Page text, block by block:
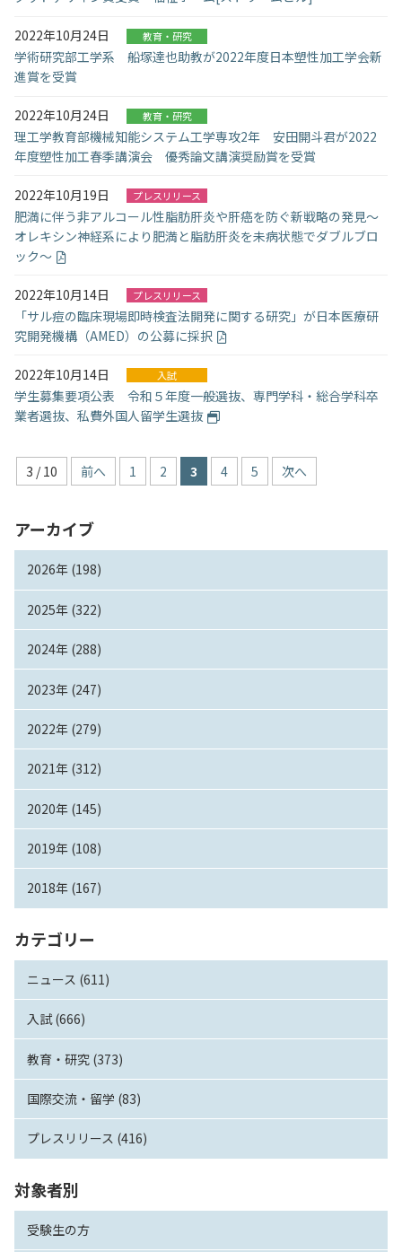
アーカイブ
2026年 (198)
2025年 (322)
2024年 (288)
2023年 (247)
2022年 (279)
2021年 (312)
2020年 (145)
2019年 (108)
2018年 (167)
カテゴリー
ニュース (611)
入試 (666)
教育・研究 (373)
国際交流・留学 (83)
プレスリリース (416)
対象者別
受験生の方
2022年10月24日 教育・研究
学術研究部工学系 船塚達也助教が2022年度日本塑性加工学会新
進賞を受賞
2022年10月24日 教育・研究
理工学教育部機械知能システム工学専攻2年 安田開斗君が2022
年度塑性加工春季講演会 優秀論文講演奨励賞を受賞
2022年10月19日 プレスリリース
肥満に伴う非アルコール性脂肪肝炎や肝癌を防ぐ新戦略の発見～
オレキシン神経系により肥満と脂肪肝炎を未病状態でダブルブロ
ック～
2022年10月14日 プレスリリース
「サル痘の臨床現場即時検査法開発に関する研究」が日本医療研
究開発機構（AMED）の公募に採択
2022年10月14日 入試
学生募集要項公表 令和５年度一般選抜、専門学科・総合学科卒
業者選抜、私費外国人留学生選抜
3 / 10 前へ 1 2 3 4 5 次へ